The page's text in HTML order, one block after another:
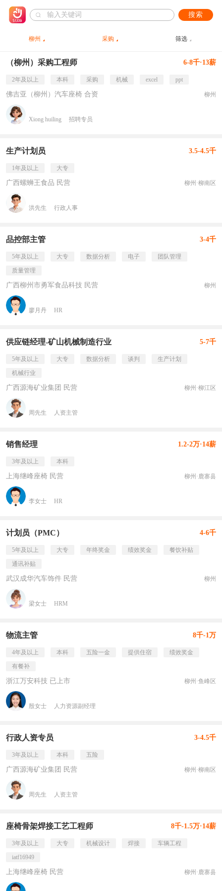
搜索
柳州 采购 筛选
（柳州）采购工程师 6-8千·13薪
2年及以上 本科 采购 机械 excel ppt
佛吉亚（柳州）汽车座椅 合资 柳州
Xiong huiling 招聘专员
生产计划员 3.5-4.5千
1年及以上 大专
广西螺蛳王食品 民营 柳州·柳南区
洪先生 行政人事
品控部主管 3-4千
5年及以上 大专 数据分析 电子
团队管理
质量管理
广西柳州市勇军食品科技 民营 柳州
廖月丹 HR
供应链经理-矿山机械制造行业 5-7千
5年及以上 大专 数据分析 谈判
生产计划
机械行业
广西源海矿业集团 民营 柳州·柳江区
周先生 人资主管
销售经理 1.2-2万·14薪
3年及以上 本科
上海继峰座椅 民营 柳州·鹿寨县
李女士 HR
计划员（PMC） 4-6千
5年及以上 大专 年终奖金 绩效奖金
餐饮补贴
通讯补贴
武汉成华汽车饰件 民营 柳州
梁女士 HRM
物流主管 8千-1万
4年及以上 本科 五险一金 提供住宿
绩效奖金
有餐补
浙江万安科技 已上市 柳州·鱼峰区
殷女士 人力资源副经理
行政人资专员 3-4.5千
3年及以上 本科 五险
广西源海矿业集团 民营 柳州·柳南区
周先生 人资主管
座椅骨架焊接工艺工程师 8千-1.5万·14薪
3年及以上 大专 机械设计 焊接
车辆工程
iatf16949
上海继峰座椅 民营 柳州·鹿寨县